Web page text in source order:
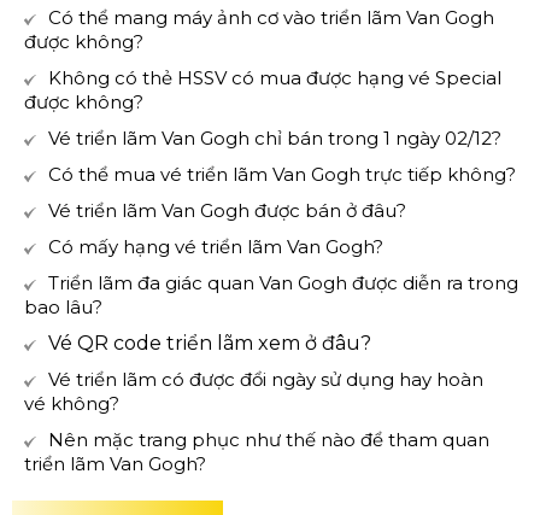
Có thể mang máy ảnh cơ vào triển lãm Van Gogh
được không?
Không có thẻ HSSV có mua được hạng vé Special
được không?
Vé triển lãm Van Gogh chỉ bán trong 1 ngày 02/12?
Có thể mua vé triển lãm Van Gogh trực tiếp không?
Vé triển lãm Van Gogh được bán ở đâu?
Có mấy hạng vé triển lãm Van Gogh?
Triển lãm đa giác quan Van Gogh được diễn ra trong
bao lâu?
Vé QR code triển lãm xem ở đâu?
Vé triển lãm có được đổi ngày sử dụng hay hoàn
vé không?
Nên mặc trang phục như thế nào để tham quan
triển lãm Van Gogh?